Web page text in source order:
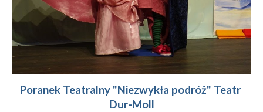
Poranek Teatralny "Niezwykła podróż
Dur-Moll